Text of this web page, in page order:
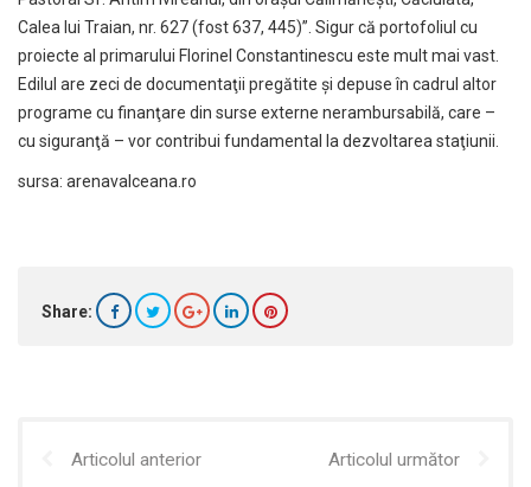
Calea lui Traian, nr. 627 (fost 637, 445)”. Sigur că portofoliul cu
proiecte al primarului Florinel Constantinescu este mult mai vast.
Edilul are zeci de documentaţii pregătite şi depuse în cadrul altor
programe cu finanţare din surse externe nerambursabilă, care –
cu siguranţă – vor contribui fundamental la dezvoltarea staţiunii.
sursa: arenavalceana.ro
Share:
Articolul anterior Articolul următor